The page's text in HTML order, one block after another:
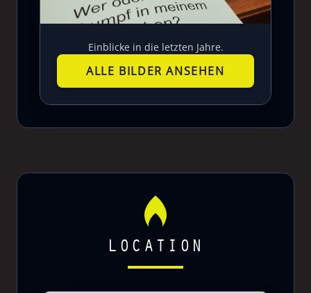
Einblicke in die letzten Jahre.
ALLE BILDER ANSEHEN
LOCATION